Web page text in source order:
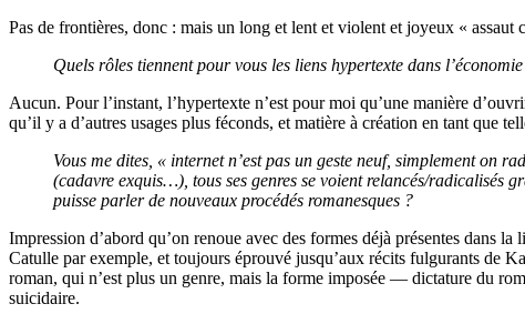
Pas de frontières, donc : mais un long et lent et violent et joyeux « assaut
Quels rôles tiennent pour vous les liens hypertexte dans
Aucun. Pour l’instant, l’hypertexte n’est pour moi qu’une manière
qu’il y a d’autres usages plus féconds, et matière à création en tant que
Vous me dites, « internet n’est pas un geste neuf, simplement on
(cadavre exquis…), tous ses genres se voient relancés/radicalisés
puisse parler de nouveaux procédés romanesques ?
Impression d’abord qu’on renoue avec des formes déjà présentes dans
Catulle par exemple, et toujours éprouvé jusqu’aux récits fulgurants de
roman, qui n’est plus un genre, mais la forme imposée — dictature du
suicidaire.